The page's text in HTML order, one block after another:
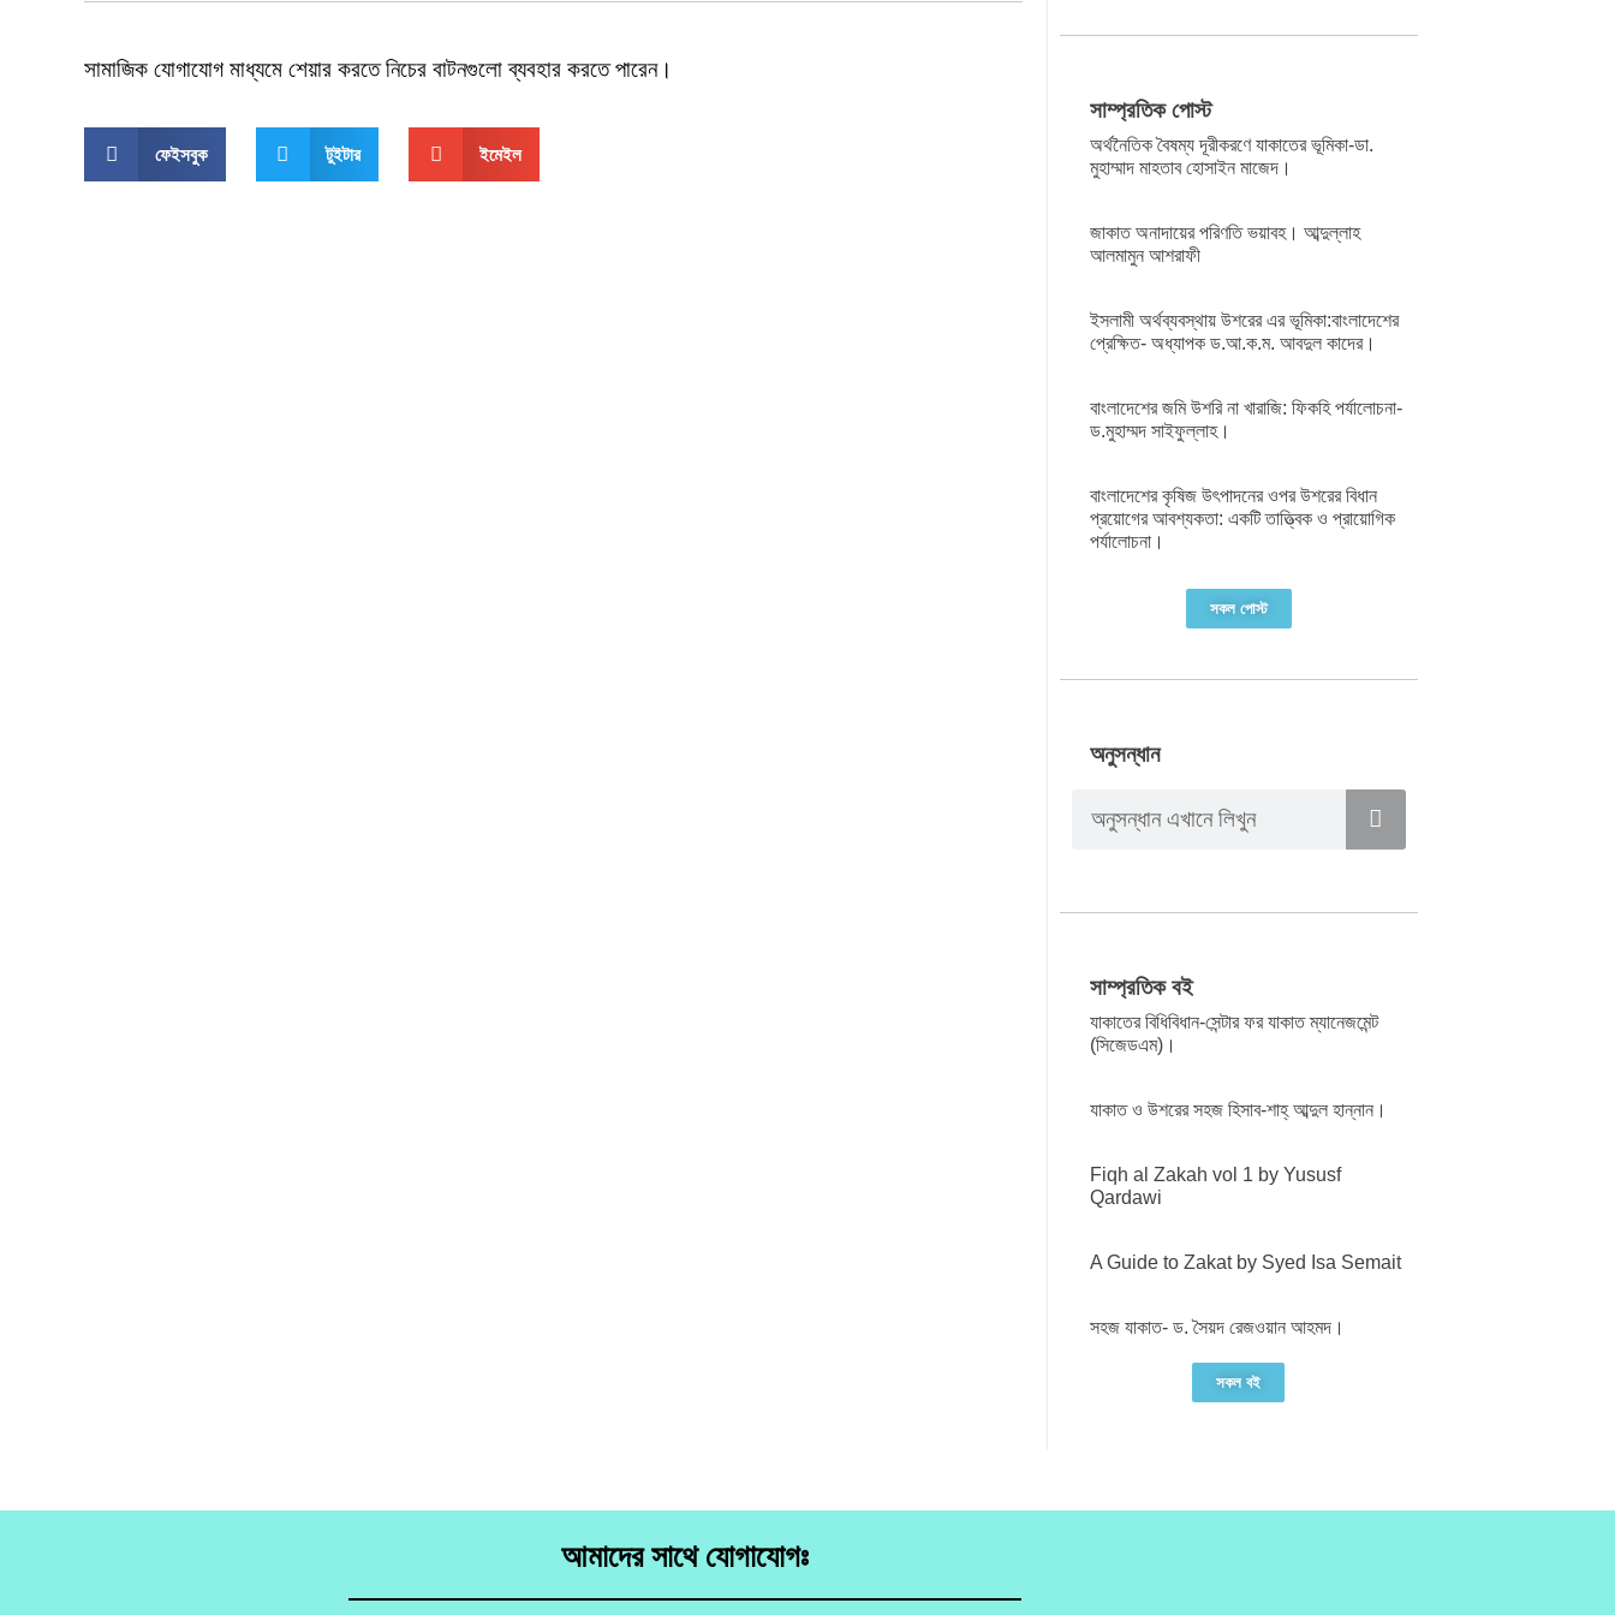
সামাজিক যোগাযোগ মাধ্যমে শেয়ার করতে নিচের বাটনগুলো ব্যবহার করতে পারেন।
ফেইসবুক টুইটার ইমেইল
সাম্প্রতিক পোস্ট
অর্থনৈতিক বৈষম্য দূরীকরণে যাকাতের ভূমিকা-ডা.
মুহাম্মাদ মাহতাব হোসাইন মাজেদ।
জাকাত অনাদায়ের পরিণতি ভয়াবহ। আব্দুল্লাহ
আলমামুন আশরাফী
ইসলামী অর্থব্যবস্থায় উশরের এর ভূমিকা:বাংলাদেশের
প্রেক্ষিত- অধ্যাপক ড.আ.ক.ম. আবদুল কাদের।
বাংলাদেশের জমি উশরি না খারাজি: ফিকহি পর্যালোচনা-
ড.মুহাম্মদ সাইফুল্লাহ।
বাংলাদেশের কৃষিজ উৎপাদনের ওপর উশরের বিধান
প্রয়োগের আবশ্যকতা: একটি তাত্ত্বিক ও প্রায়োগিক
পর্যালোচনা।
সকল পোস্ট
অনুসন্ধান
সাম্প্রতিক বই
যাকাতের বিধিবিধান-সেন্টার ফর যাকাত ম্যানেজমেন্ট
(সিজেডএম)।
যাকাত ও উশরের সহজ হিসাব-শাহ্ আব্দুল হান্নান।
Fiqh al Zakah vol 1 by Yususf
Qardawi
A Guide to Zakat by Syed Isa Semait
সহজ যাকাত- ড. সৈয়দ রেজওয়ান আহমদ।
সকল বই
আমাদের সাথে যোগাযোগঃ